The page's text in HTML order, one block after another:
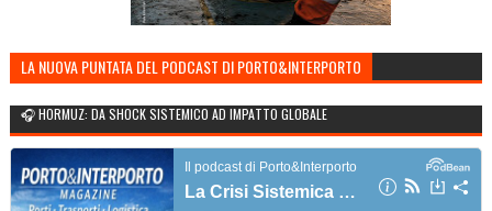
LA NUOVA PUNTATA DEL PODCAST DI PORTO&INTERPORTO
🎧 HORMUZ: DA SHOCK SISTEMICO AD IMPATTO GLOBALE